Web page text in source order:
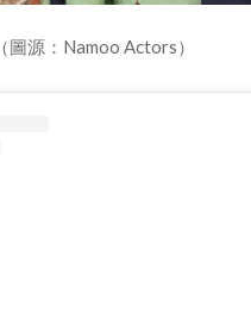
（圖源：Namoo Actors）